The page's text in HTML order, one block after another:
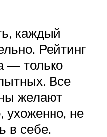
каждый
Рейтинг
— только
Все
желают
ухоженно, не
в себе.